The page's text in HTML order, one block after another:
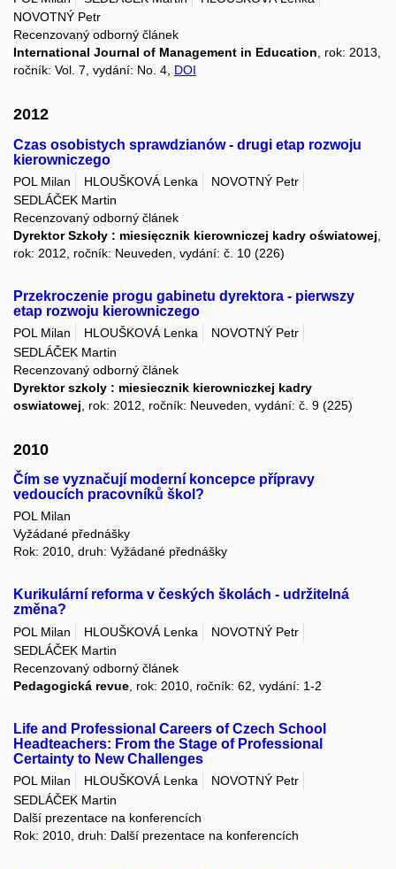
NOVOTNÝ Petr
Recenzovaný odborný článek
International Journal of Management in Education , rok: 2013,
ročník: Vol. 7, vydání: No. 4, DOI
2012
Czas osobistych sprawdzianów - drugi etap rozwoju
kierowniczego
POL Milan HLOUŠKOVÁ Lenka
NOVOTNÝ Petr
SEDLÁČEK Martin
Recenzovaný odborný článek
Dyrektor Szkoły : miesięcznik kierowniczej kadry oświatowej
rok: 2012, ročník: Neuveden, vydání: č. 10 (226)
Przekroczenie progu gabinetu dyrektora - pierwszy
etap rozwoju kierowniczego
POL Milan HLOUŠKOVÁ Lenka
NOVOTNÝ Petr
SEDLÁČEK Martin
Recenzovaný odborný článek
Dyrektor szkoly : miesiecznik kierowniczkej kadry
oswiatowej , rok: 2012, ročník: Neuveden, vydání: č. 9 (225)
2010
Čím se vyznačují moderní koncepce přípravy
vedoucích pracovníků škol?
POL Milan
Vyžádané přednášky
Rok: 2010, druh: Vyžádané přednášky
Kurikulární reforma v českých školách - udržitelná
změna?
POL Milan HLOUŠKOVÁ Lenka
NOVOTNÝ Petr
SEDLÁČEK Martin
Recenzovaný odborný článek
Pedagogická revue , rok: 2010, ročník: 62, vydání: 1-2
Life and Professional Careers of Czech School
Headteachers: From the Stage of Professional
Certainty to New Challenges
POL Milan HLOUŠKOVÁ Lenka
NOVOTNÝ Petr
SEDLÁČEK Martin
Další prezentace na konferencích
Rok: 2010, druh: Další prezentace na konferencích